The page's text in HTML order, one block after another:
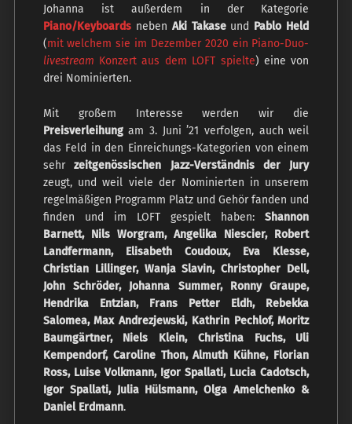
Johanna ist außerdem in der Kategorie
Piano/Keyboards neben Aki Takaseund Pablo Held
(mit welchem sie im Dezember 2020 ein Piano-Duo-
livestream Konzert aus dem LOFT spielte) eine von
drei Nominierten.
Mit großem Interesse werden wir die
Preisverleihungam 3. Juni ’21 verfolgen, auch weil
das Feld in den Einreichungs-Kategorien von einem
sehrzeitgenössischen Jazz-Verständnis der Jury
zeugt, und weil viele der Nominierten in unserem
regelmäßigen Programm Platz und Gehör fanden und
finden und im LOFT gespielt haben:Shannon
Barnett, Nils Worgram, Angelika Niescier, Robert
Landfermann, Elisabeth Coudoux, Eva Klesse,
Christian Lillinger, Wanja Slavin, Christopher Dell,
John Schröder, Johanna Summer, Ronny Graupe,
Hendrika Entzian, Frans Petter Eldh, Rebekka
Salomea, Max Andrezjewski, Kathrin Pechlof, Moritz
Baumgärtner, Niels Klein, Christina Fuchs, Uli
Kempendorf, Caroline Thon, Almuth Kühne, Florian
Ross, Luise Volkmann, Igor Spallati, Lucia Cadotsch,
Igor Spallati, Julia Hülsmann, Olga Amelchenko &
Daniel Erdmann.